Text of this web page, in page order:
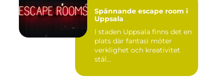
Spännande escape room i
Uppsala
I staden Uppsala finns det en
plats där fantasi möter
verklighet och kreativitet
stäl...